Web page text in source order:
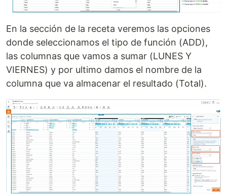
En la sección de la receta veremos las opciones
donde seleccionamos el tipo de función (ADD),
las columnas que vamos a sumar (LUNES Y
VIERNES) y por ultimo damos el nombre de la
columna que va almacenar el resultado (Total).